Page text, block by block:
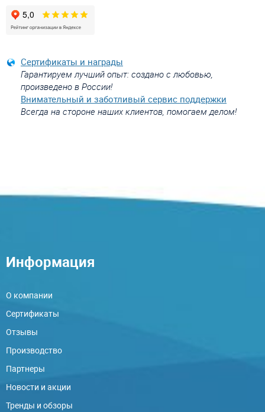
Сертификаты и награды
Гарантируем лучший опыт: создано с любовью,
произведено в России!
Внимательный и заботливый сервис поддержки
Всегда на стороне наших клиентов, помогаем делом!
Информация
О компании
Сертификаты
Отзывы
Производство
Партнеры
Новости и акции
Тренды и обзоры